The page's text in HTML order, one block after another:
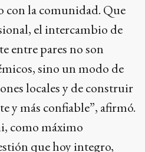
con la comunidad. Que
el intercambio de
entre pares no son
sino un modo de
locales y de construir
y más confiable”, afirmó.
como máximo
que hoy integro,